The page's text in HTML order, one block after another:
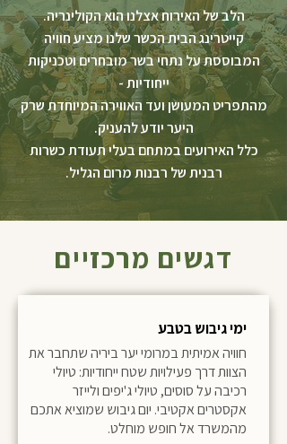
הלב של האירוח אצלנו הוא הקולינריה.
קייטרינג הבית הכשר שלנו מציע חוויה
המבוססת על נתחי בשר מובחרים וטכניקות
ייחודיות -
מהתפריט המעושן ועד האווירה המיוחדת שרק
היער יודע להעניק.
כלל האירועים במתחם בעלי תעודת כשרות
רבנית של רבנות מרום הגליל.
דגשים מרכזיים
ימי גיבוש בטבע
חוויה אמיתית במרומי יער ביריה שתחבר את
הצוות דרך פעילויות שטח ייחודיות: טיולי
רכיבה על סוסים, טיולי ג'יפים ולייזר
אקסטרים אקטיבי. יום גיבוש שמוציא אתכם
מהמשרד אל חופש מוחלט.